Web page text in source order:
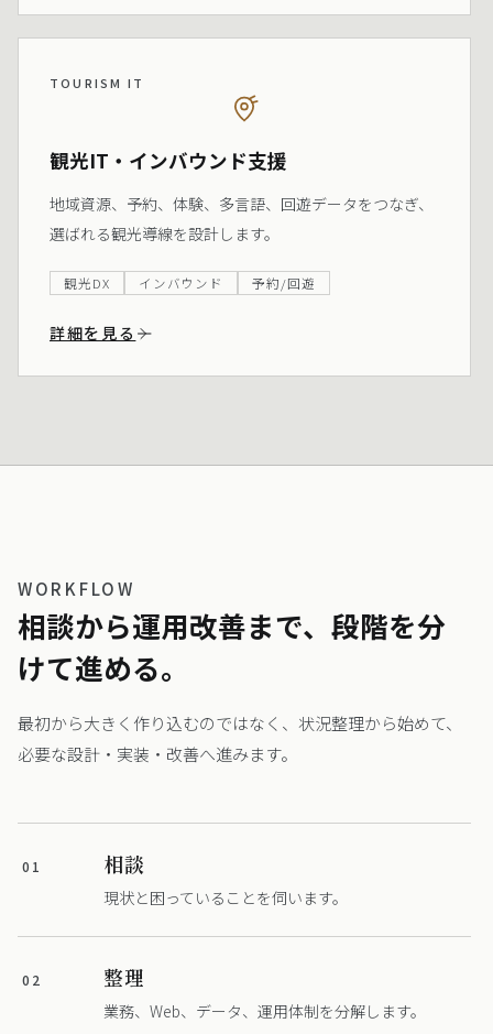
TOURISM IT
観光IT・インバウンド支援
地域資源、予約、体験、多言語、回遊データをつなぎ、
選ばれる観光導線を設計します。
観光DX インバウンド 予約/回遊
詳細を見る
WORKFLOW
相談から運用改善まで、段階を分
けて進める。
最初から大きく作り込むのではなく、状況整理から始めて、
必要な設計・実装・改善へ進みます。
01 相談
現状と困っていることを伺います。
02 整理
業務、Web、データ、運用体制を分解します。